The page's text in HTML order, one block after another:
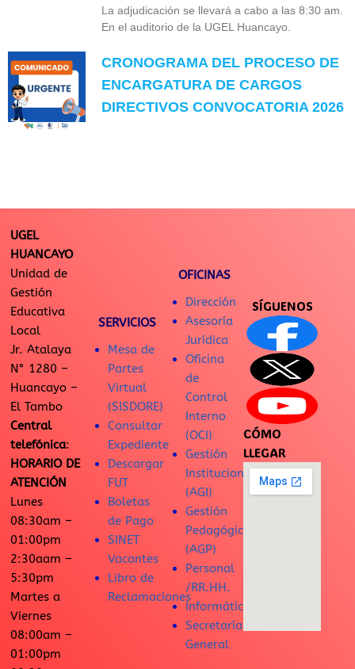
La adjudicación se llevará a cabo a las 8:30 am.
En el auditorio de la UGEL Huancayo.
CRONOGRAMA DEL PROCESO DE
ENCARGATURA DE CARGOS
DIRECTIVOS CONVOCATORIA 2026
UGEL
HUANCAYO
Unidad de
Gestión
Educativa
Local
Jr. Atalaya
N° 1280 –
Huancayo –
El Tambo
Central
telefónica:
HORARIO DE
ATENCIÓN
Lunes
08:30am –
01:00pm
2:30aam –
5:30pm
Martes a
Viernes
08:00am –
01:00pm
SERVICIOS
Mesa de
Partes
Virtual
(SISDORE)
Consultar
Expediente
Descargar
FUT
Boletas
de Pago
SINET
Vacantes
Libro de
Reclamaciones
OFICINAS
Dirección
Asesoría
Jurídica
Oficina
de
Control
Interno
(OCI)
Gestión
Institucional
(AGI)
Gestión
Pedagógica
(AGP)
Personal
/RR.HH.
Informática
Secretaría
General
SÍGUENOS
CÓMO
LLEGAR